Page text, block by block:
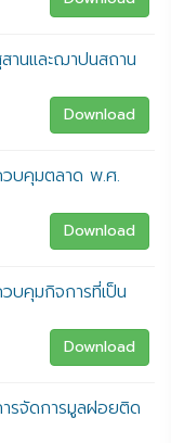
านและฌาปนสถาน
Download
บคุมตลาด พ.ศ.
Download
บคุมกิจการที่เป็น
Download
รจัดการมูลฝอยติด